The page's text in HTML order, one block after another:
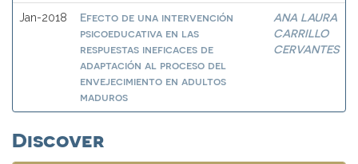
Jan-2018
Efecto de una intervención
psicoeducativa en las
respuestas ineficaces de
adaptación al proceso del
envejecimiento en adultos
maduros
ANA LAURA
CARRILLO
CERVANTES
Discover